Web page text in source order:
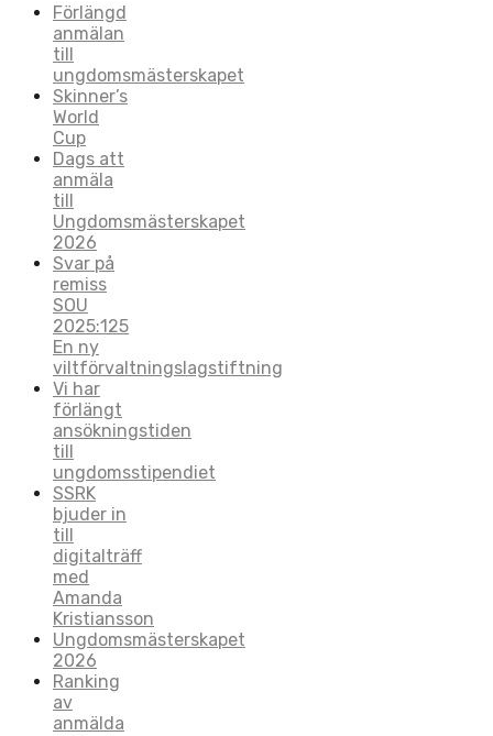
Förlängd
anmälan
till
ungdomsmästerskapet
Skinner’s
World
Cup
Dags att
anmäla
till
Ungdomsmästerskapet
2026
Svar på
remiss
SOU
2025:125
En ny
viltförvaltningslagstiftning
Vi har
förlängt
ansökningstiden
till
ungdomsstipendiet
SSRK
bjuder in
till
digitalträff
med
Amanda
Kristiansson
Ungdomsmästerskapet
2026
Ranking
av
anmälda